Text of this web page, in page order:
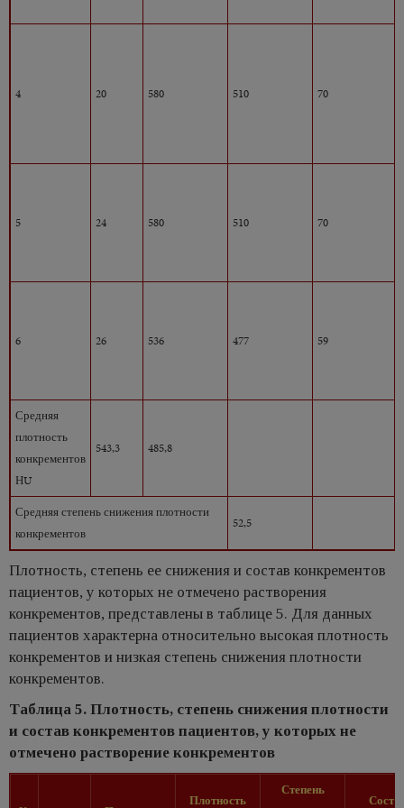
4 20 580 510 70
5 24 580 510 70
6 26 536 477 59
Средняя
плотность
конкрементов
НU
543,3 485,8
Средняя степень снижения плотности
конкрементов
52,5
Плотность, степень ее снижения и состав конкрементов
пациентов, у которых не отмечено растворения
конкрементов, представлены в таблице 5. Для данных
пациентов характерна относительно высокая плотность
конкрементов и низкая степень снижения плотности
конкрементов.
Таблица 5. Плотность, степень снижения плотности
и состав конкрементов пациентов, у которых не
отмечено растворение конкрементов
Плотность
Степень